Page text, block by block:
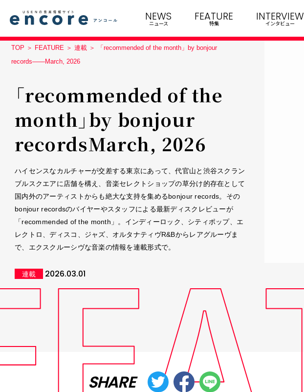
NEWS
ニュース
FEATURE
特集
INTERVIEW
インタビュー
TOP FEATURE 連載
「recommended of the month」by bonjour
records――March, 2026
「recommended of the
month」by bonjour
records――March, 2026
ハイセンスなカルチャーが交差する東京にあって、代官山と渋谷スクラン
ブルスクエアに店舗を構え、音楽セレクトショップの草分け的存在として
国内外のアーティストからも絶大な支持を集めるbonjour records。その
bonjour recordsのバイヤーやスタッフによる最新ディスクレビューが
「recommended of the month」。インディーロック、シティポップ、エ
レクトロ、ディスコ、ジャズ、オルタナティヴR&Bからレアグルーヴま
で、エクスクルーシヴな音楽の情報を連載形式で。
連載 2026.03.01
SHARE